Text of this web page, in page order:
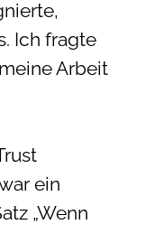
Ich fragte
Arbeit
ein
„Wenn